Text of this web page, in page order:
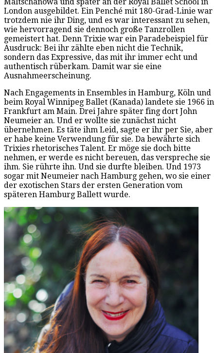
London ausgebildet. Ein Penché mit 180-Grad-Linie war
trotzdem nie ihr Ding, und es war interessant zu sehen,
wie hervorragend sie dennoch große Tanzrollen
gemeistert hat. Denn Trixie war ein Paradebeispiel für
Ausdruck: Bei ihr zählte eben nicht die Technik,
sondern das Expressive, das mit ihr immer echt und
authentisch rüberkam. Damit war sie eine
Ausnahmeerscheinung.
Nach Engagements in Ensembles in Hamburg, Köln und
beim Royal Winnipeg Ballet (Kanada) landete sie 1966 in
Frankfurt am Main. Drei Jahre später fing dort John
Neumeier an. Und er wollte sie zunächst nicht
übernehmen. Es täte ihm Leid, sagte er ihr per Sie, aber
er habe keine Verwendung für sie. Da bewährte sich
Trixies rhetorisches Talent. Er möge sie doch bitte
nehmen, er werde es nicht bereuen, das verspreche sie
ihm. Sie rührte ihn. Und sie durfte bleiben. Und 1973
sogar mit Neumeier nach Hamburg gehen, wo sie einer
der exotischen Stars der ersten Generation vom
späteren Hamburg Ballett wurde.